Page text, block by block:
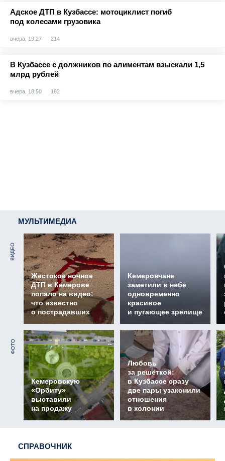
Адское ДТП в Кузбассе: мотоциклист погиб
под колесами грузовика
вчера, 19:27 214
В Кузбассе с должников по алиментам взыскали 1,5
млрд рублей
вчера, 18:50 162
МУЛЬТИМЕДИА
ВИДЕО
Жестокое ночное
ДТП в Кемерове
попало на видео:
что известно
о пострадавших
Кемеровчане
заметили в небе
одновременно
красивое
и пугающее зрелище
ФОТО
Кемеровскую
«Орбиту»
выставили
на продажу
Любовь
за решёткой:
в Кузбассе сразу
две пары узаконили
отношения
в колонии
СПРАВОЧНИК